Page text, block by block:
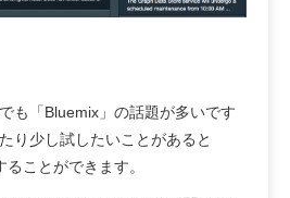
も「Bluemix」の話題が多いです
り少し試したいことがあると
ことができます。